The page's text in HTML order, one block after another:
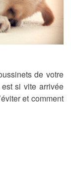
de votre
si vite arrivée
et comment